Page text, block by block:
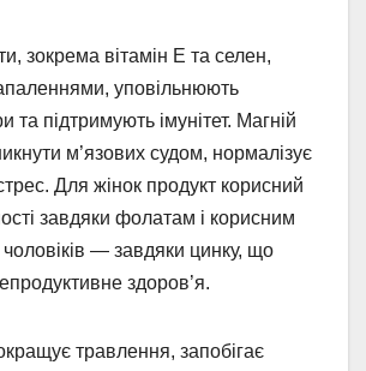
зокрема вітамін E та селен,
уповільнюють
та підтримують імунітет. Магній
м’язових судом, нормалізує
Для жінок продукт корисний
завдяки фолатам і корисним
— завдяки цинку, що
здоров’я.
травлення, запобігає